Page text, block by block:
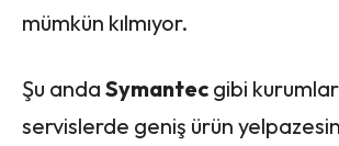
mümkün kılmıyor.
Şu anda Symantec gibi
servislerde geniş ürün